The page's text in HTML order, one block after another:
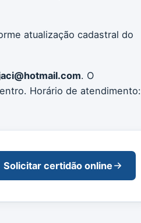
atualização cadastral do
. O
Horário de atendimento:
Solicitar certidão online